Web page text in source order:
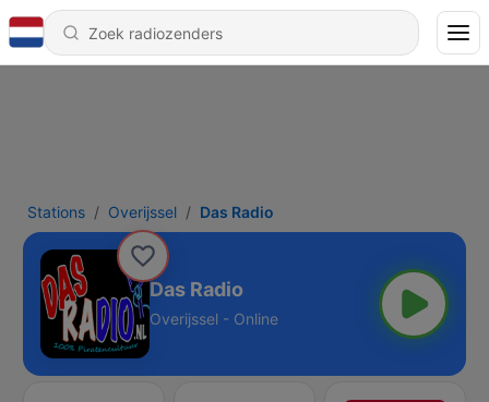
Stations Overijssel Das Radio
Das Radio
Overijssel - Online